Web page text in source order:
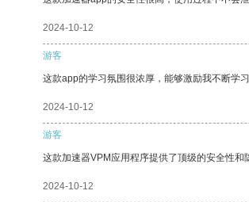
2024-10-12
游客
这款app的学习氛围很浓厚，能够激励我不断学
2024-10-12
游客
这款加速器VPM应用程序提供了顶级的安全性和
2024-10-12